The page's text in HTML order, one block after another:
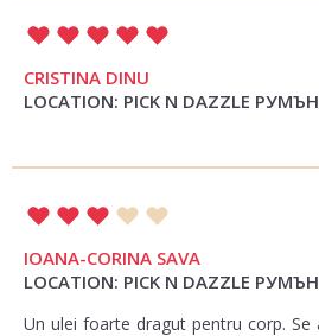
CRISTINA DINU
LOCATION: PICK N DAZZLE
IOANA-CORINA SAVA
LOCATION: PICK N DAZZLE
Un ulei foarte dragut pentru corp. Se